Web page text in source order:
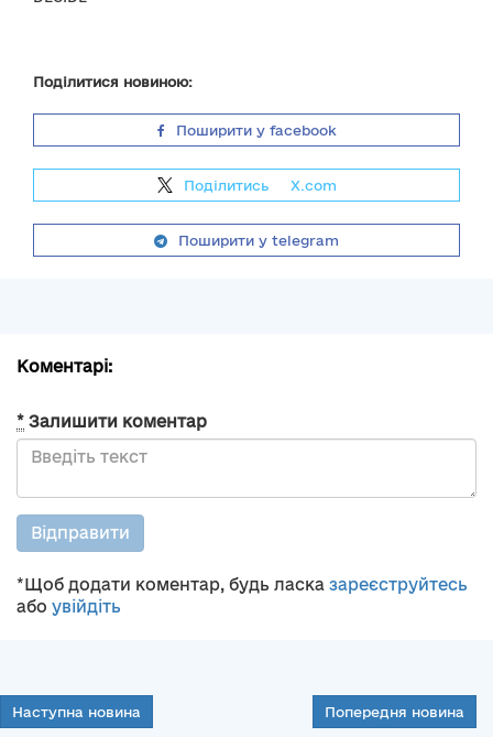
Поділитися новиною:
Поширити у facebook
Поділитись X.com
Поширити у telegram
Коментарі:
* Залишити коментар
Відправити
*Щоб додати коментар, будь ласка зареєструйтесь
або увійдіть
Наступна новина Попередня новина